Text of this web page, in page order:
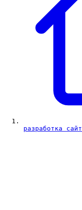
разработка